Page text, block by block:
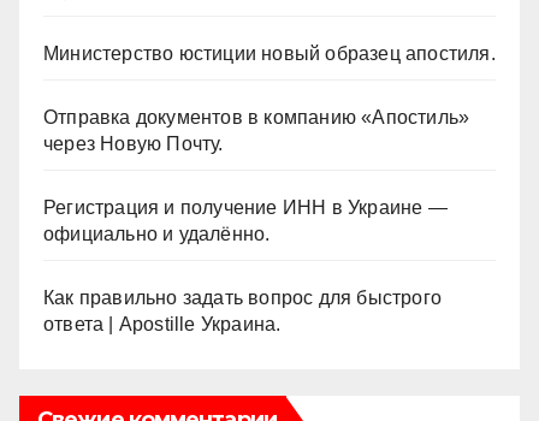
Министерство юстиции новый образец апостиля.
Отправка документов в компанию «Апостиль»
через Новую Почту.
Регистрация и получение ИНН в Украине —
официально и удалённо.
Как правильно задать вопрос для быстрого
ответа | Apostille Украина.